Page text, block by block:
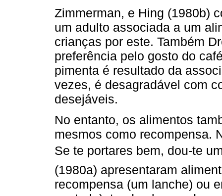
Zimmerman, e Hing (1980b)
um adulto associada a um
crianças por este. Também
preferência pelo gosto do
pimenta é resultado da
vezes, é desagradável com
desejáveis.
No entanto, os alimentos
mesmos como recompensa.
Se te portares bem, dou-te
(1980a) apresentaram
recompensa (um lanche) ou